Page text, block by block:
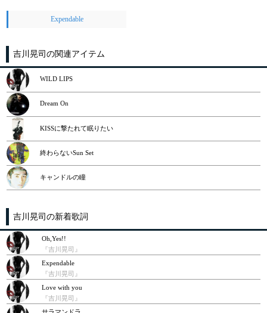
Expendable
吉川晃司の関連アイテム
WILD LIPS
Dream On
KISSに撃たれて眠りたい
終わらないSun Set
キャンドルの瞳
吉川晃司の新着歌詞
Oh,Yes!!
『吉川晃司』
Expendable
『吉川晃司』
Love with you
『吉川晃司』